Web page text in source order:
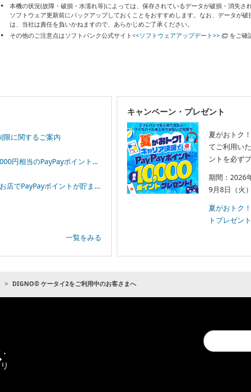
本機の状況(故障・破損・水濡れ等)によっては、保存されているデータが破損・消失さ
ソフトウェア更新前にバックアップしておくことをおすすめします。なお、データが
は、当社は責任を負いかねますので、あらかじめご了承ください。
その他のご注意点はソフトバンク公式サイト<<ソフトウェアアップデート>> をご確
限に関するご案内
のPayPayポイントプレゼント！
が貯まる！「スーパーPayPayクーポン」
一覧をみる
キャンペーン・プレゼント
夏がおトク
てご利用い
ントを必ず
期間：2026
9月8日（火
夏がおトク
トプレゼント
DIGNO® ケータイ2をご利用中のお客さまへ
Conduct
a
search